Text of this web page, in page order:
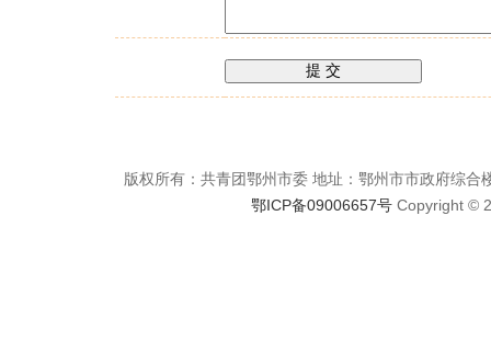
版权所有：共青团鄂州市委 地址：鄂州市市政府综
鄂ICP备09006657号Copyright ©